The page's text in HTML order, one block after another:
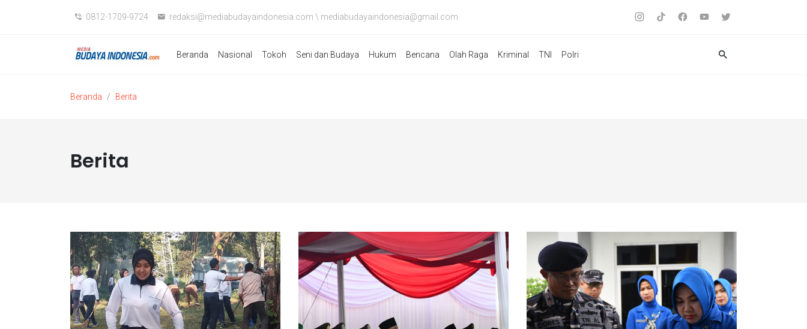
0812-1709-9724 redaksi@mediabudayaindonesia.com \ mediabudayaindonesia@gmail.com
Beranda Nasional Tokoh Seni dan Budaya Hukum Bencana Olah Raga Kriminal TNI Polri
Beranda Berita
Berita